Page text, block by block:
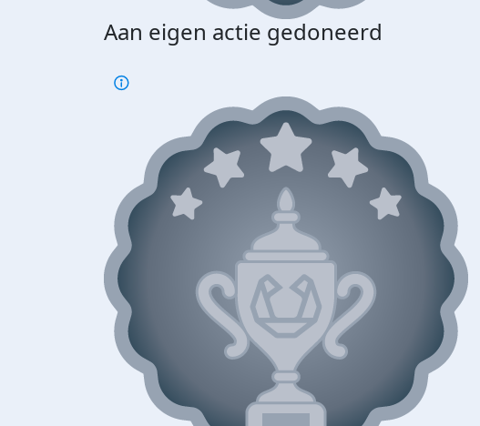
Aan eigen actie gedoneerd